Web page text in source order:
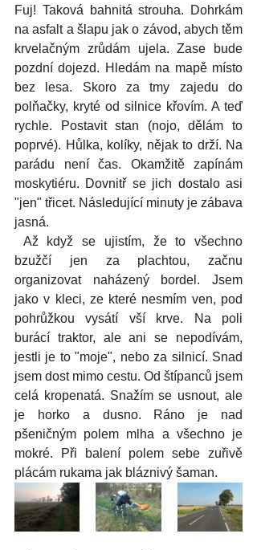
Fuj! Taková bahnitá strouha. Dohrkám
na asfalt a šlapu jak o závod, abych těm
krvelačným zrůdám ujela. Zase bude
pozdní dojezd. Hledám na mapě místo
bez lesa. Skoro za tmy zajedu do
polňačky, kryté od silnice křovím. A teď
rychle. Postavit stan (nojo, dělám to
poprvé). Hůlka, kolíky, nějak to drží. Na
parádu není čas. Okamžitě zapínám
moskytiéru. Dovnitř se jich dostalo asi
"jen" třicet. Následující minuty je zábava
jasná.
bzužčí jen za plachtou, začnu
organizovat naházený bordel. Jsem
jako v kleci, ze které nesmím ven, pod
pohrůžkou vysátí vší krve. Na poli
burácí traktor, ale ani se nepodívám,
jestli je to "moje", nebo za silnicí. Snad
jsem dost mimo cestu. Od štípanců jsem
celá kropenatá. Snažím se usnout, ale
je horko a dusno. Ráno je nad
pšeničným polem mlha a všechno je
mokré. Při balení polem sebe zuřivě
plácám rukama jak bláznivý šaman.